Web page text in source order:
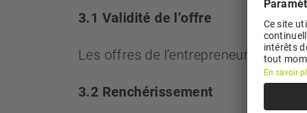
3.1 Validité de l’offre
Les offres de l’entrepreneur sont
3.2 Renchérissement